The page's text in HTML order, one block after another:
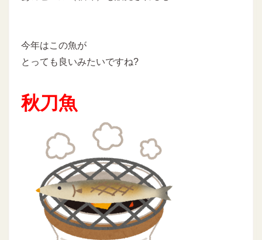
今年はこの魚が
とっても良いみたいですね?
秋刀魚